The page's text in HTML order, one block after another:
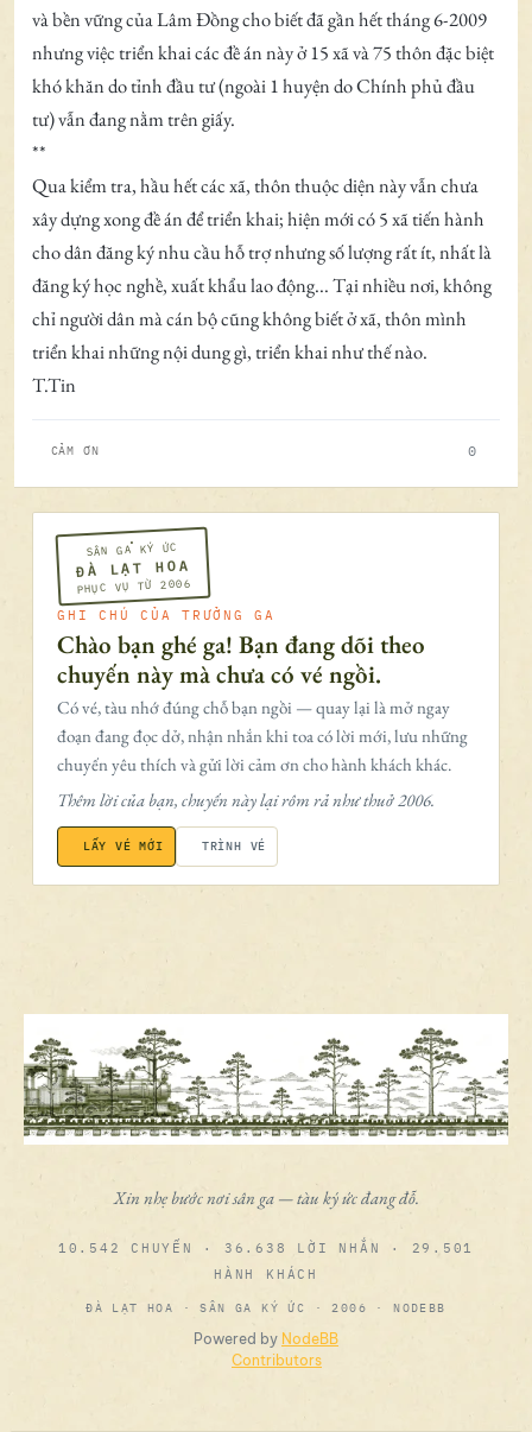
và bền vững của Lâm Đồng cho biết đã gần hết tháng 6-2009
nhưng việc triển khai các đề án này ở 15 xã và 75 thôn đặc biệt
khó khăn do tỉnh đầu tư (ngoài 1 huyện do Chính phủ đầu
tư) vẫn đang nằm trên giấy.
**
Qua kiểm tra, hầu hết các xã, thôn thuộc diện này vẫn chưa
xây dựng xong đề án để triển khai; hiện mới có 5 xã tiến hành
cho dân đăng ký nhu cầu hỗ trợ nhưng số lượng rất ít, nhất là
đăng ký học nghề, xuất khẩu lao động... Tại nhiều nơi, không
chỉ người dân mà cán bộ cũng không biết ở xã, thôn mình
triển khai những nội dung gì, triển khai như thế nào.
T.Tin
CẢM ƠN 0
SÂN GA KÝ ỨC
ĐÀ LẠT HOA
PHỤC VỤ TỪ 2006
GHI CHÚ CỦA TRƯỞNG GA
Chào bạn ghé ga! Bạn đang dõi theo
chuyến này mà chưa có vé ngồi.
Có vé, tàu nhớ đúng chỗ bạn ngồi — quay lại là mở ngay
đoạn đang đọc dở, nhận nhắn khi toa có lời mới, lưu những
chuyến yêu thích và gửi lời cảm ơn cho hành khách khác.
Thêm lời của bạn, chuyến này lại rôm rả như thuở 2006.
LẤY VÉ MỚI TRÌNH VÉ
Xin nhẹ bước nơi sân ga — tàu ký ức đang đỗ.
10.542 CHUYẾN · 36.638 LỜI NHẮN · 29.501
HÀNH KHÁCH
ĐÀ LẠT HOA · SÂN GA KÝ ỨC · 2006 · NODEBB
Powered by NodeBB
Contributors